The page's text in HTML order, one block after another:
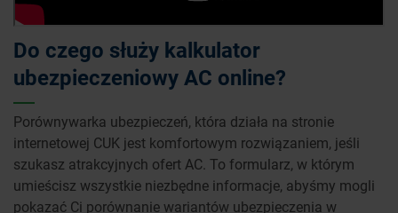
Do czego służy kalkulator
ubezpieczeniowy AC online?
Porównywarka ubezpieczeń, która działa na stronie
internetowej CUK jest komfortowym rozwiązaniem, jeśli
szukasz atrakcyjnych ofert AC. To formularz, w którym
umieścisz wszystkie niezbędne informacje, abyśmy mogli
pokazać Ci porównanie wariantów ubezpieczenia w